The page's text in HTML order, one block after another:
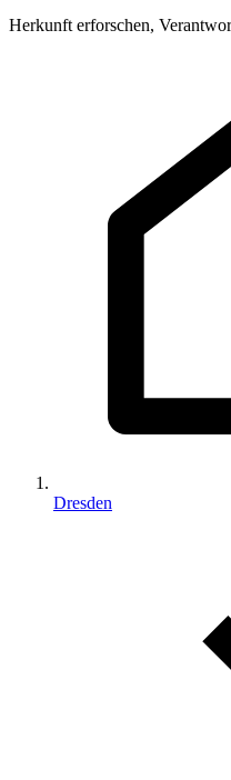
Herkunft erforschen,
Dresden